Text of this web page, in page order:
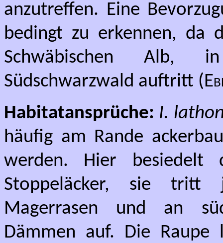
anzutreffen. Eine
bedingt zu erkennen, da
Schwäbischen Alb,
Südschwarzwald auftritt (
Habitatansprüche: I.
häufig am Rande
werden. Hier besiedelt
Stoppeläcker, sie tritt
Magerrasen und an
Dämmen auf. Die Raupe